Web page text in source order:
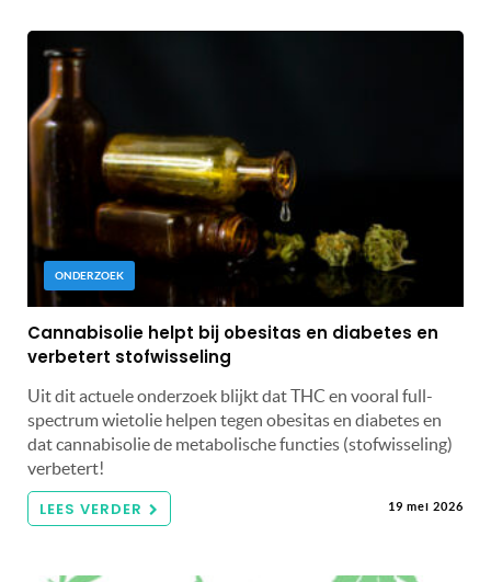
ONDERZOEK
Cannabisolie helpt bij obesitas en diabetes en
verbetert stofwisseling
Uit dit actuele onderzoek blijkt dat THC en vooral full-
spectrum wietolie helpen tegen obesitas en diabetes en
dat cannabisolie de metabolische functies (stofwisseling)
verbetert!
LEES VERDER 19 mei 2026